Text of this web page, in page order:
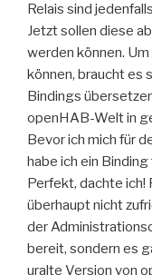
Relais sind
Jetzt sollen diese
werden können.
können, braucht es
Bindings
openHAB-Welt in
Bevor ich mich für
habe ich ein
Perfekt, dachte ich!
überhaupt nicht
der
bereit, sondern es
uralte Version von